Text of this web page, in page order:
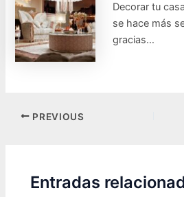
Decorar tu
se hace más
gracias…
Post
PREVIOUS
Entradas